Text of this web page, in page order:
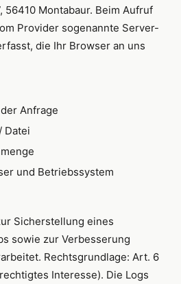
56410 Montabaur. Beim Aufruf
Provider sogenannte Server-
die Ihr Browser an uns
Anfrage
Datei
und Betriebssystem
Sicherstellung eines
sowie zur Verbesserung
Rechtsgrundlage: Art. 6
Interesse). Die Logs